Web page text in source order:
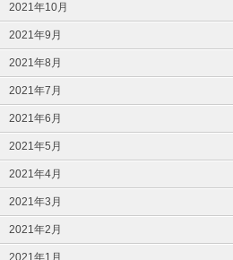
2021年10月
2021年9月
2021年8月
2021年7月
2021年6月
2021年5月
2021年4月
2021年3月
2021年2月
2021年1月